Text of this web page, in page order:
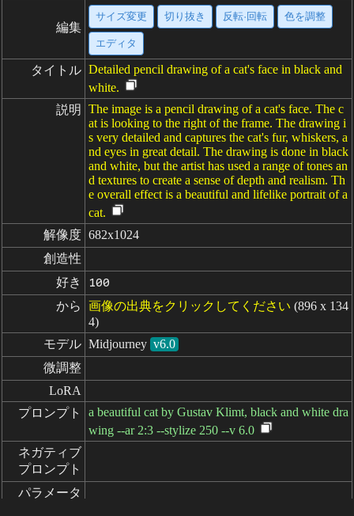
編集
サイズ変更 切り抜き 反転·回転 色を調整
エディタ
タイトル Detailed pencil drawing of a cat's face in black and
white.
説明
The image is a pencil drawing of a cat's face. The c
at is looking to the right of the frame. The drawing i
s very detailed and captures the cat's fur, whiskers, a
nd eyes in great detail. The drawing is done in black
and white, but the artist has used a range of tones an
d textures to create a sense of depth and realism. Th
e overall effect is a beautiful and lifelike portrait of a
cat.
解像度 682x1024
創造性
好き
100
から 画像の出典をクリックしてください (896 x 134
4)
モデル Midjourney v6.0
微調整
LoRA
プロンプト
a beautiful cat by Gustav Klimt, black and white dra
wing --ar 2:3 --stylize 250 --v 6.0
ネガティブ
プロンプト
パラメータ